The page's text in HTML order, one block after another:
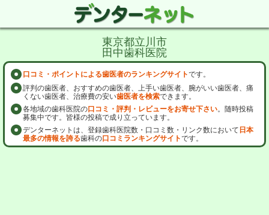
東京都立川市
田中歯科医院
口コミ・ポイントによる歯医者のランキングサイトです。
評判の歯医者、おすすめの歯医者、上手い歯医者、腕がいい歯医者、痛
くない歯医者、治療費の安い歯医者を検索できます。
各地域の歯科医院の口コミ・評判・レビューをお寄せ下さい。随時投稿
募集中です。皆様の投稿で成り立っています。
デンターネットは、登録歯科医院数・口コミ数・リンク数において 日本
最多の情報を誇る歯科の口コミランキングサイトです。